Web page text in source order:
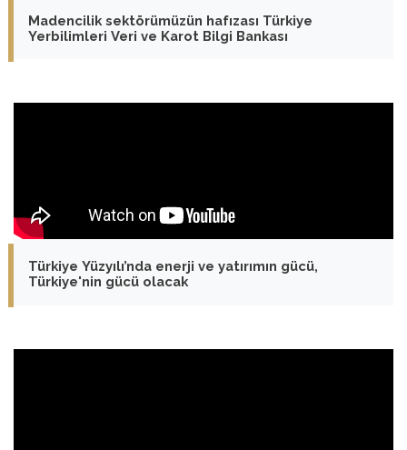
Madencilik sektörümüzün hafızası Türkiye
Yerbilimleri Veri ve Karot Bilgi Bankası
Türkiye Yüzyılı’nda enerji ve yatırımın gücü,
Türkiye'nin gücü olacak